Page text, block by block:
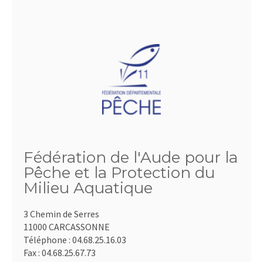
Fédération de l'Aude pour la
Pêche et la Protection du
Milieu Aquatique
3 Chemin de Serres
11000 CARCASSONNE
Téléphone : 04.68.25.16.03
Fax : 04.68.25.67.73